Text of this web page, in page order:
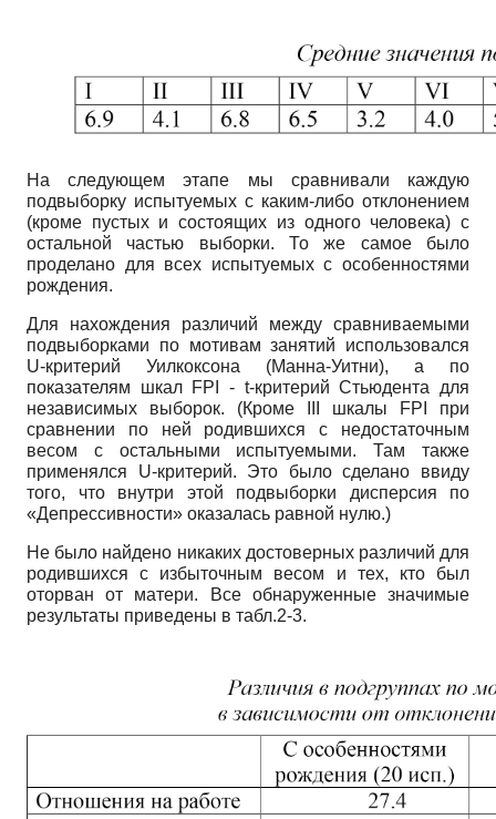
На следующем этапе мы сравнивали каждую
подвыборку испытуемых с каким-либо отклонением
(кроме пустых и состоящих из одного человека) с
остальной частью выборки. То же самое было
проделано для всех испытуемых с особенностями
рождения.
Для нахождения различий между сравниваемыми
подвыборками по мотивам занятий использовался
U-критерий Уилкоксона (Манна-Уитни), а по
показателям шкал FPI - t-критерий Стьюдента для
независимых выборок. (Кроме
шкалы FPI
при
сравнении по ней родившихся с недостаточным
весом с остальными испытуемыми. Там также
применялся U-критерий. Это было сделано ввиду
того, что внутри этой подвыборки дисперсия по
«Депрессивности» оказалась равной нулю.)
Не было найдено никаких достоверных различий для
родившихся с избыточным весом и тех, кто был
оторван от матери. Все обнаруженные значимые
результаты приведены в табл.2-3.